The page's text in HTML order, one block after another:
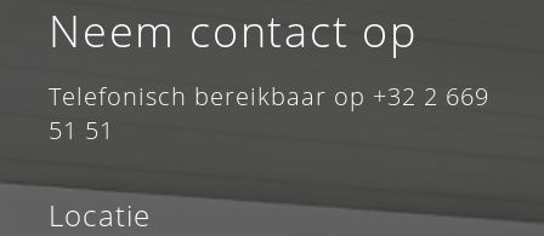
Neem contact op
Telefonisch bereikbaar op +32 2 669
51 51
Locatie